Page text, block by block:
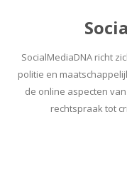
SocialMediaDNA richt
politie en
de online aspecten
rechtspraak tot